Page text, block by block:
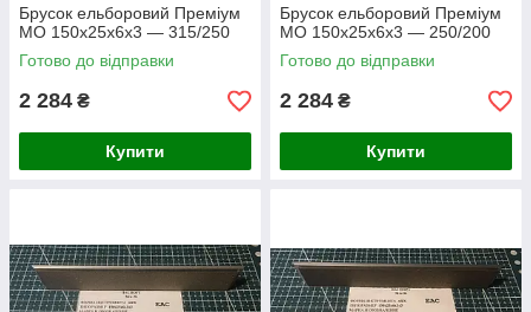
Брусок ельборовий Преміум
МО 150х25х6х3 — 315/250
Готово до відправки
2 284 ₴
Купити
Брусок ельборовий Преміум
МО 150х25х6х3 — 250/200
Готово до відправки
2 284 ₴
Купити